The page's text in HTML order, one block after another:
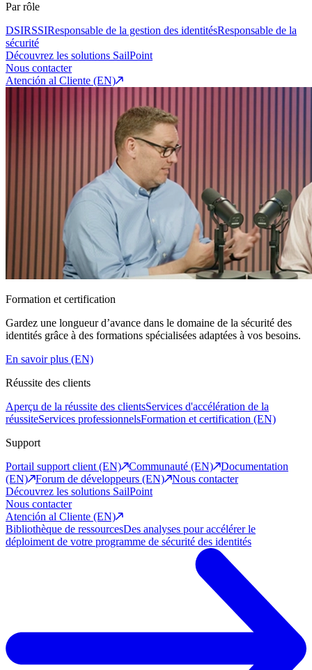
Par rôle
DSIRSSIResponsable de la gestion des identitésResponsable de la
sécurité
Découvrez les solutions SailPoint
Nous contacter
Atención al Cliente (EN)
Formation et certification
Gardez une longueur d’avance dans le domaine de la sécurité des
identités grâce à des formations spécialisées adaptées à vos besoins.
En savoir plus (EN)
Réussite des clients
Aperçu de la réussite des clientsServices d'accélération de la
réussiteServices professionnelsFormation et certification (EN)
Support
Portail support client (EN)
Communauté (EN)
Documentation
(EN)
Forum de développeurs (EN)
Nous contacter
Découvrez les solutions SailPoint
Nous contacter
Atención al Cliente (EN)
Bibliothèque de ressourcesDes analyses pour accélérer le
déploiment de votre programme de sécurité des identités